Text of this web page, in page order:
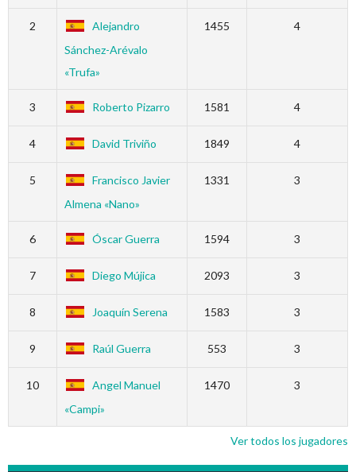
2
Alejandro
Sánchez-Arévalo
«Trufa»
1455 4
3 Roberto Pizarro 1581 4
4 David Triviño 1849 4
5
Francisco Javier
Almena «Nano»
1331 3
6 Óscar Guerra 1594 3
7 Diego Mújica 2093 3
8 Joaquín Serena 1583 3
9 Raúl Guerra 553 3
10
Angel Manuel
«Campi»
1470 3
Ver todos los jugadores